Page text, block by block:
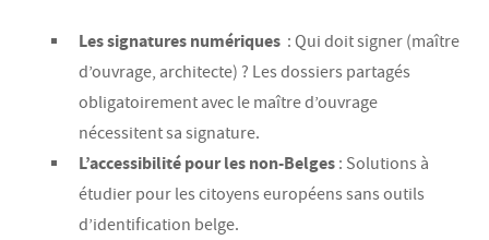
Les signatures numériques : Qui doit signer (maître
d’ouvrage, architecte) ? Les dossiers partagés
obligatoirement avec le maître d’ouvrage
nécessitent sa signature.
L’accessibilité pour les non-Belges : Solutions à
étudier pour les citoyens européens sans outils
d’identification belge.